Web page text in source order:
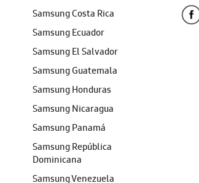
Samsung Costa Rica
Samsung Ecuador
Samsung El Salvador
Samsung Guatemala
Samsung Honduras
Samsung Nicaragua
Samsung Panamá
Samsung República
Dominicana
Samsung Venezuela